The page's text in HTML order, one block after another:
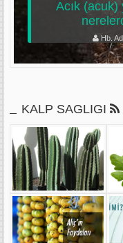
Acık
Hb.
KALP SAGLIGI